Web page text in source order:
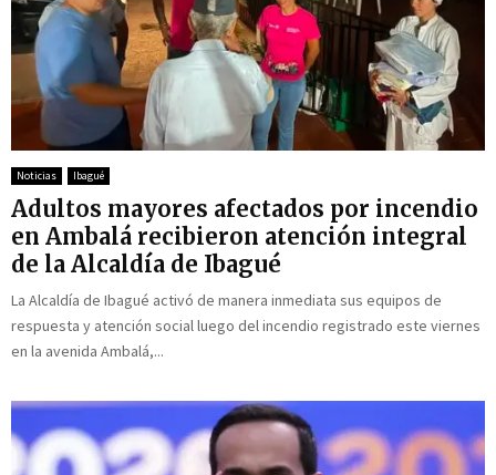
Noticias Ibagué
Adultos mayores afectados por incendio
en Ambalá recibieron atención integral
de la Alcaldía de Ibagué
La Alcaldía de Ibagué activó de manera inmediata sus equipos de
respuesta y atención social luego del incendio registrado este viernes
en la avenida Ambalá,...